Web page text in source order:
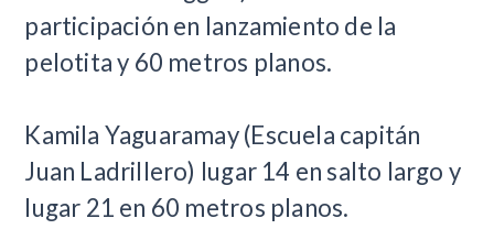
participación en lanzamiento de la
pelotita y 60 metros planos.
Kamila Yaguaramay (Escuela capitán
Juan Ladrillero) lugar 14 en salto largo y
lugar 21 en 60 metros planos.